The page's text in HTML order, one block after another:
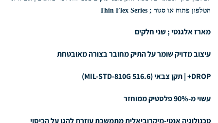
הטלפון פתוח או סגור ; Thin Flex Series
מארז אלגנטי ; שני חלקים
עיצוב מדויק שומר על התיק מחובר בצורה מאובטחת
DROP+ | תקן צבאי (MIL-STD-810G 516.6)
עשוי מ-90% פלסטיק ממוחזר
טכנולוגיה אנטי-מיקרוביאלית מתמשכת עוזרת להגן על הכיסוי